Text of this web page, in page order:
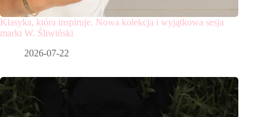
Klasyka, która inspiruje. Nowa kolekcja i wyjątkowa sesja
marki W. Śliwiński
2026-07-22